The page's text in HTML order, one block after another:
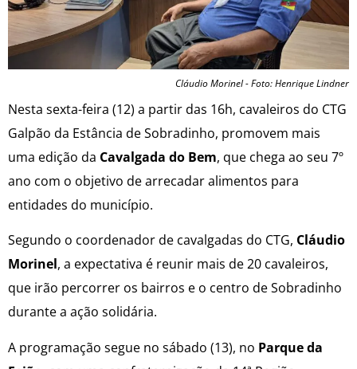
Cláudio Morinel - Foto: Henrique Lindner
Nesta sexta-feira (12) a partir das 16h, cavaleiros do CTG
Galpão da Estância de Sobradinho, promovem mais
uma edição da Cavalgada do Bem, que chega ao seu 7º
ano com o objetivo de arrecadar alimentos para
entidades do município.
Segundo o coordenador de cavalgadas do CTG, Cláudio
Morinel, a expectativa é reunir mais de 20 cavaleiros,
que irão percorrer os bairros e o centro de Sobradinho
durante a ação solidária.
A programação segue no sábado (13), no Parque da